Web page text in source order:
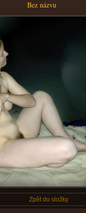
Bez názvu
Zpět do složky